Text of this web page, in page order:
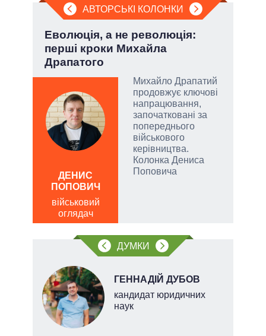
АВТОРСЬКІ КОЛОНКИ
Еволюція, а не революція:
перші кроки Михайла
Драпатого
Михайло Драпатий
продовжує ключові
напрацювання,
започатковані за
попереднього
військового
керівництва.
Колонка Дениса
Поповича
ДЕНИС
ПОПОВИЧ
військовий
оглядач
ДУМКИ
ГЕННАДІЙ ДУБОВ
кандидат юридичних
наук